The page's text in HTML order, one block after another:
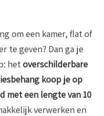
om een kamer, flat of
te geven? Dan ga je
hetoverschilderbare
koop je op
met een lengte van 10
verwerken en